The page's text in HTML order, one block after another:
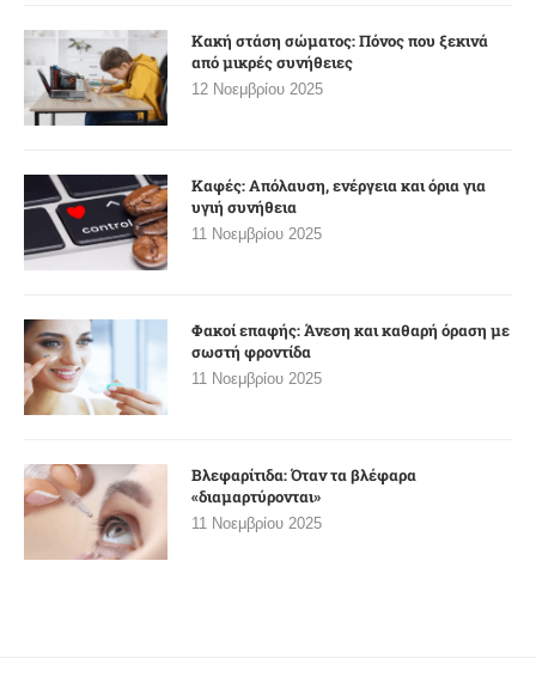
Κακή στάση σώματος: Πόνος που ξεκινά
από μικρές συνήθειες
12 Νοεμβρίου 2025
Καφές: Απόλαυση, ενέργεια και όρια για
υγιή συνήθεια
11 Νοεμβρίου 2025
Φακοί επαφής: Άνεση και καθαρή όραση με
σωστή φροντίδα
11 Νοεμβρίου 2025
Βλεφαρίτιδα: Όταν τα βλέφαρα
«διαμαρτύρονται»
11 Νοεμβρίου 2025